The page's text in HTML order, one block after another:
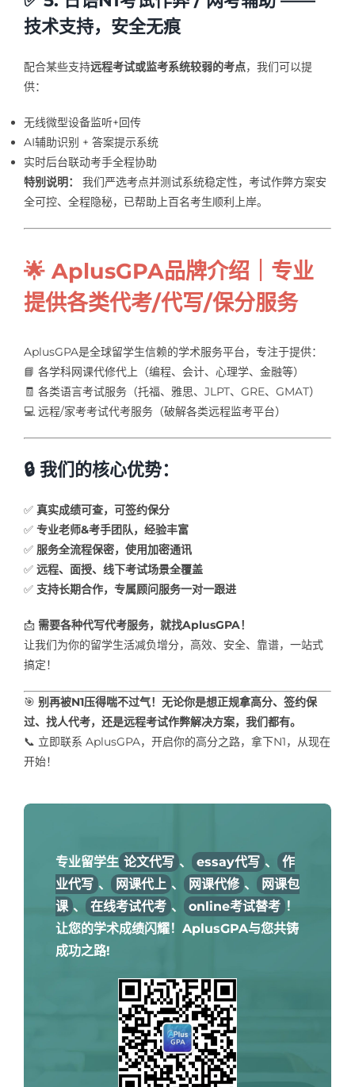
技术支持，安全无痕
配合某些支持远程考试或监考系统较弱的考点，我们可以提
供：
无线微型设备监听+回传
AI辅助识别 + 答案提示系统
实时后台联动考手全程协助
特别说明：
我们严选考点并测试系统稳定性，考试作弊方案安
全可控、全程隐秘，已帮助上百名考生顺利上岸。
🌟 AplusGPA品牌介绍｜专业
提供各类代考/代写/保分服务
AplusGPA是全球留学生信赖的学术服务平台，专注于提供：
📘 各学科网课代修代上（编程、会计、心理学、金融等）
🧾 各类语言考试服务（托福、雅思、JLPT、GRE、GMAT）
💻 远程/家考考试代考服务（破解各类远程监考平台）
🔒 我们的核心优势：
✅ 真实成绩可查，可签约保分
✅ 专业老师&考手团队，经验丰富
✅ 服务全流程保密，使用加密通讯
✅ 远程、面授、线下考试场景全覆盖
✅ 支持长期合作，专属顾问服务一对一跟进
📩 需要各种代写代考服务，就找AplusGPA！
让我们为你的留学生活减负增分，高效、安全、靠谱，一站式
搞定！
🎯 别再被N1压得喘不过气！无论你是想正规拿高分、签约保
过、找人代考，还是远程考试作弊解决方案，我们都有。
📞 立即联系 AplusGPA，开启你的高分之路，拿下N1，从现在
开始！
专业留学生 论文代写 、 essay代写 、
作
业代写 、 网课代上 、 网课代修 、
网课包
课 、 在线考试代考 、 online考试替考 ！
让您的学术成绩闪耀！AplusGPA与您共铸
成功之路!